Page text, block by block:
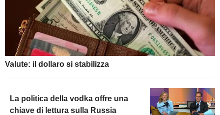
Valute: il dollaro si stabilizza
La politica della vodka offre una
chiave di lettura sulla Russia